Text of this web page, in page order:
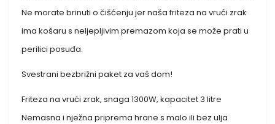
Ne morate brinuti o čišćenju jer naša friteza na vrući zrak
ima košaru s neljepljivim premazom koja se može prati u
perilici posuđa.
Svestrani bezbrižni paket za vaš dom!
Friteza na vrući zrak, snaga 1300W, kapacitet 3 litre
Nemasna i nježna priprema hrane s malo ili bez ulja